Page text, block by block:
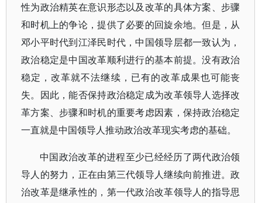
性为政治精英在意识形态以及改革的具体方案、步骤
和时机上的争论，提供了必要的回旋余地。但是，从
邓小平时代到江泽民时代，中国领导层都一致认为，
政治稳定是中国改革顺利进行的基本前提。没有政治
稳定，改革就不法继续，已有的改革成果也可能丧
失。因此，能否保持政治稳定成为改革领导人选择改
革方案、步骤和时机的重要考虑因素，保持政治稳定
一直就是中国领导人推动政治改革现实考虑的基础。
中国政治改革的进程至少已经经历了两代政治领
导人的努力，正在由第三代领导人继续向前推进。政
治改革是继承性的，第一代政治改革领导人的指导思